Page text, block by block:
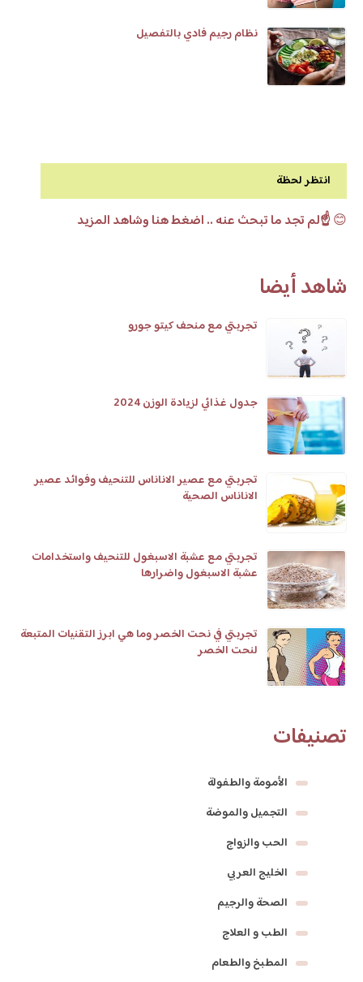
نظام رجيم فادي بالتفصيل
انتظر لحظة
😊☝️لم تجد ما تبحث عنه .. اضغط هنا وشاهد المزيد
شاهد أيضا
تجربتي مع منحف كيتو جورو
جدول غذائي لزيادة الوزن 2024
تجربتي مع عصير الاناناس للتنحيف وفوائد عصير
الاناناس الصحية
تجربتي مع عشبة الاسبغول للتنحيف واستخدامات
عشبة الاسبغول واضرارها
تجربتي في نحت الخصر وما هي ابرز التقنيات المتبعة
لنحت الخصر
تصنيفات
الأمومة والطفولة
التجميل والموضة
الحب والزواج
الخليج العربي
الصحة والرجيم
الطب و العلاج
المطبخ والطعام